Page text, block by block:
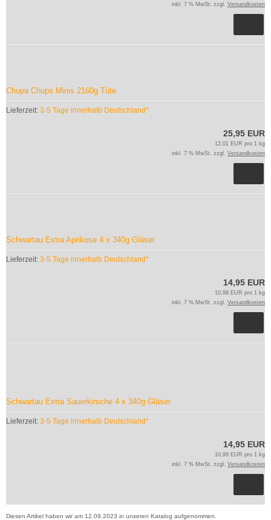
inkl. 7 % MwSt. zzgl. Versandkosten
Chupa Chups Minis 2160g Tüte
Lieferzeit: 3-5 Tage innerhalb Deutschland*
25,95 EUR
12,01 EUR pro 1 kg
inkl. 7 % MwSt. zzgl. Versandkosten
Schwartau Extra Aprikose 4 x 340g Gläser
Lieferzeit: 3-5 Tage innerhalb Deutschland*
14,95 EUR
10,99 EUR pro 1 kg
inkl. 7 % MwSt. zzgl. Versandkosten
Schwartau Extra Sauerkirsche 4 x 340g Gläser
Lieferzeit: 3-5 Tage innerhalb Deutschland*
14,95 EUR
10,99 EUR pro 1 kg
inkl. 7 % MwSt. zzgl. Versandkosten
Diesen Artikel haben wir am 12.09.2023 in unseren Katalog aufgenommen.